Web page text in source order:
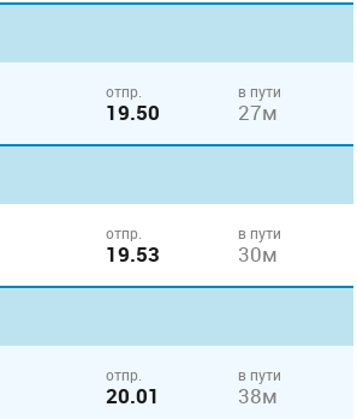
отпр.
19.50
в пути
27м
отпр.
19.53
в пути
30м
отпр.
20.01
в пути
38м